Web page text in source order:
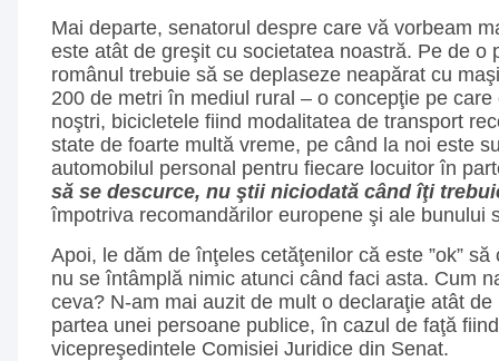
Mai departe, senatorul despre care vă vorbeam
este atât de greşit cu societatea noastră. Pe de o
românul trebuie să se deplaseze neapărat cu
200 de metri în mediul rural – o concepţie pe
noştri, bicicletele fiind modalitatea de transport
state de foarte multă vreme, pe când la noi este
automobilul personal pentru fiecare locuitor în
să se descurce, nu ştii niciodată când îţi
împotriva recomandărilor europene şi ale bunului
Apoi, le dăm de înţeles cetăţenilor că este ”ok”
nu se întâmplă nimic atunci când faci asta. Cum
ceva? N-am mai auzit de mult o declaraţie atât
partea unei persoane publice, în cazul de faţă
vicepreşedintele Comisiei Juridice din Senat.